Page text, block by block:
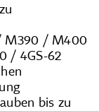
M390 / M400
/ 4GS-62
bis zu